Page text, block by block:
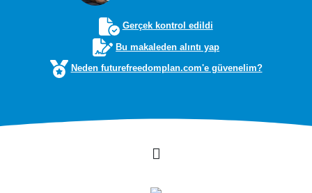
Gerçek kontrol edildi
Bu makaleden alıntı yap
Neden futurefreedomplan.com'e güvenelim?